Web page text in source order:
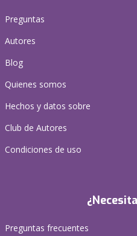
Preguntas
Autores
Blog
Quienes somos
Hechos y datos sobre
Club de Autores
Condiciones de uso
Preguntas frecuentes